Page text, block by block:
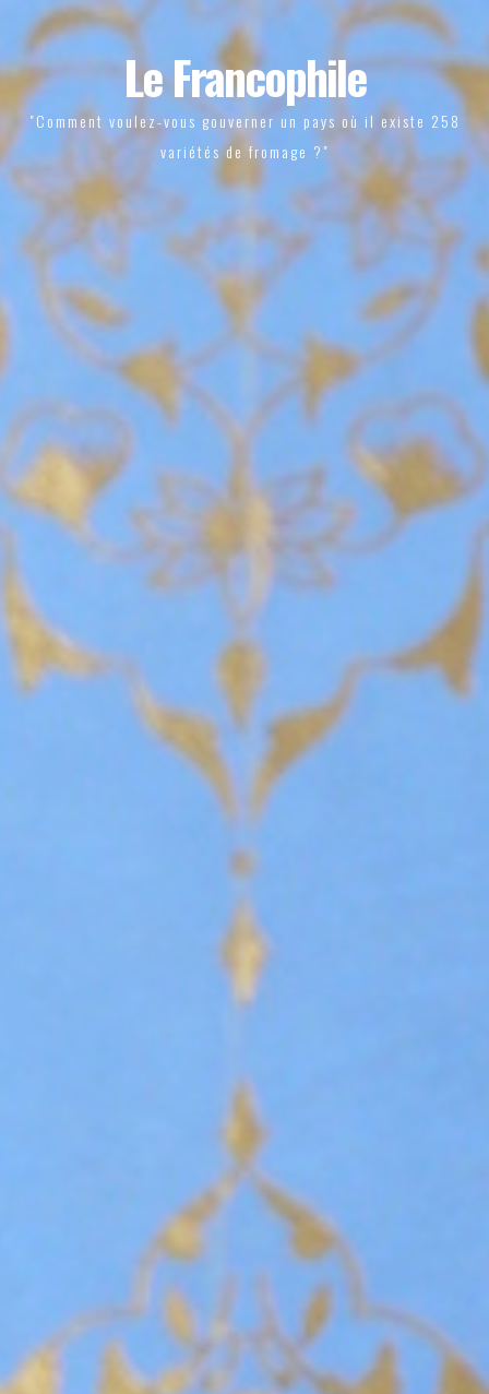
Le Francophile
"Comment voulez-vous gouverner un pays où il existe 258
variétés de fromage ?"